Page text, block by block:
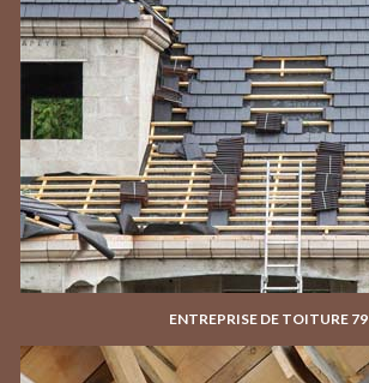
ENTREPRISE DE TOITURE 79